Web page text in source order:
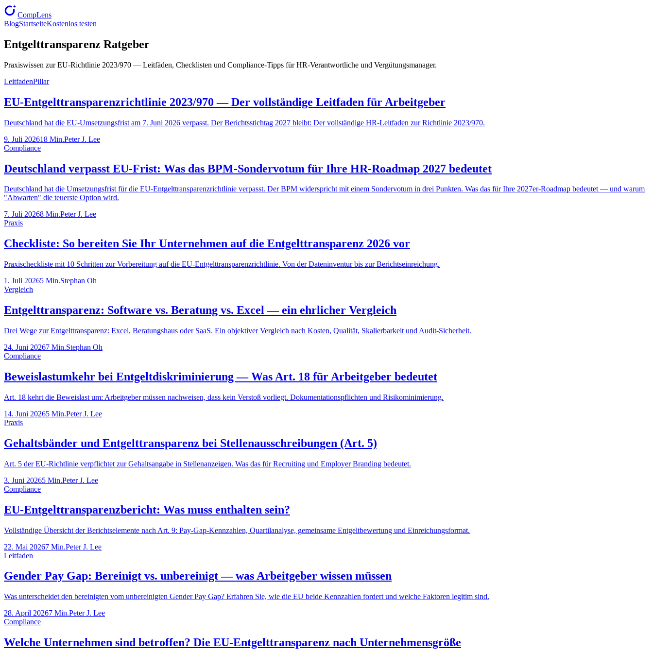
CompLens
BlogStartseiteKostenlos testen
Entgelttransparenz Ratgeber
Praxiswissen zur EU-Richtlinie 2023/970 — Leitfäden, Checklisten und Compliance-Tipps für HR-Verantwortliche und Vergütungsmanager.
LeitfadenPillar
EU-Entgelttransparenzrichtlinie 2023/970 — Der vollständige Leitfaden für Arbeitgeber
Deutschland hat die EU-Umsetzungsfrist am 7. Juni 2026 verpasst. Der Berichtsstichtag 2027 bleibt: Der vollständige HR-Leitfaden zur Richtlinie 2023/970.
9. Juli 202618 Min.Peter J. Lee
Compliance
Deutschland verpasst EU-Frist: Was das BPM-Sondervotum für Ihre HR-Roadmap 2027 bedeutet
Deutschland hat die Umsetzungsfrist für die EU-Entgelttransparenzrichtlinie verpasst. Der BPM widerspricht mit einem Sondervotum in drei Punkten. Was das für Ihre 2027er-Roadmap bedeutet — und warum
"Abwarten" die teuerste Option wird.
7. Juli 20268 Min.Peter J. Lee
Praxis
Checkliste: So bereiten Sie Ihr Unternehmen auf die Entgelttransparenz 2026 vor
Praxischeckliste mit 10 Schritten zur Vorbereitung auf die EU-Entgelttransparenzrichtlinie. Von der Dateninventur bis zur Berichtseinreichung.
1. Juli 20265 Min.Stephan Oh
Vergleich
Entgelttransparenz: Software vs. Beratung vs. Excel — ein ehrlicher Vergleich
Drei Wege zur Entgelttransparenz: Excel, Beratungshaus oder SaaS. Ein objektiver Vergleich nach Kosten, Qualität, Skalierbarkeit und Audit-Sicherheit.
24. Juni 20267 Min.Stephan Oh
Compliance
Beweislastumkehr bei Entgeltdiskriminierung — Was Art. 18 für Arbeitgeber bedeutet
Art. 18 kehrt die Beweislast um: Arbeitgeber müssen nachweisen, dass kein Verstoß vorliegt. Dokumentationspflichten und Risikominimierung.
14. Juni 20265 Min.Peter J. Lee
Praxis
Gehaltsbänder und Entgelttransparenz bei Stellenausschreibungen (Art. 5)
Art. 5 der EU-Richtlinie verpflichtet zur Gehaltsangabe in Stellenanzeigen. Was das für Recruiting und Employer Branding bedeutet.
3. Juni 20265 Min.Peter J. Lee
Compliance
EU-Entgelttransparenzbericht: Was muss enthalten sein?
Vollständige Übersicht der Berichtselemente nach Art. 9: Pay-Gap-Kennzahlen, Quartilanalyse, gemeinsame Entgeltbewertung und Einreichungsformat.
22. Mai 20267 Min.Peter J. Lee
Leitfaden
Gender Pay Gap: Bereinigt vs. unbereinigt — was Arbeitgeber wissen müssen
Was unterscheidet den bereinigten vom unbereinigten Gender Pay Gap? Erfahren Sie, wie die EU beide Kennzahlen fordert und welche Faktoren legitim sind.
28. April 20267 Min.Peter J. Lee
Compliance
Welche Unternehmen sind betroffen? Die EU-Entgelttransparenz nach Unternehmensgröße